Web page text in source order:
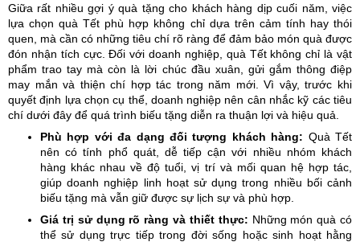
Giữa rất nhiều gợi ý quà tặng cho khách hàng dịp cuối năm, việc
lựa chọn quà Tết phù hợp không chỉ dựa trên cảm tính hay thói
quen, mà cần có những tiêu chí rõ ràng để đảm bảo món quà được
đón nhận tích cực. Đối với doanh nghiệp, quà Tết không chỉ là vật
phẩm trao tay mà còn là lời chúc đầu xuân, gửi gắm thông điệp
may mắn và thiện chí hợp tác trong năm mới. Vì vậy, trước khi
quyết định lựa chọn cụ thể, doanh nghiệp nên cân nhắc kỹ các tiêu
chí dưới đây để quá trình biếu tặng diễn ra thuận lợi và hiệu quả.
Phù hợp với đa dạng đối tượng khách hàng: Quà Tết
nên có tính phổ quát, dễ tiếp cận với nhiều nhóm khách
hàng khác nhau về độ tuổi, vị trí và mối quan hệ hợp tác,
giúp doanh nghiệp linh hoạt sử dụng trong nhiều bối cảnh
biếu tặng mà vẫn giữ được sự lịch sự và phù hợp.
Giá trị sử dụng rõ ràng và thiết thực: Những món quà có
thể sử dụng trực tiếp trong đời sống hoặc sinh hoạt hằng